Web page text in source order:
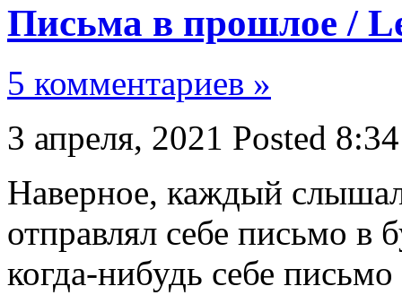
Письма в прошлое /
5 комментариев »
3 апреля, 2021 Posted
Наверное, каждый
отправлял себе письмо
когда-нибудь себе